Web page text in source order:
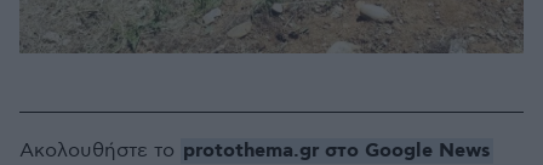
Ακολουθήστε το protothema.gr στο Google News